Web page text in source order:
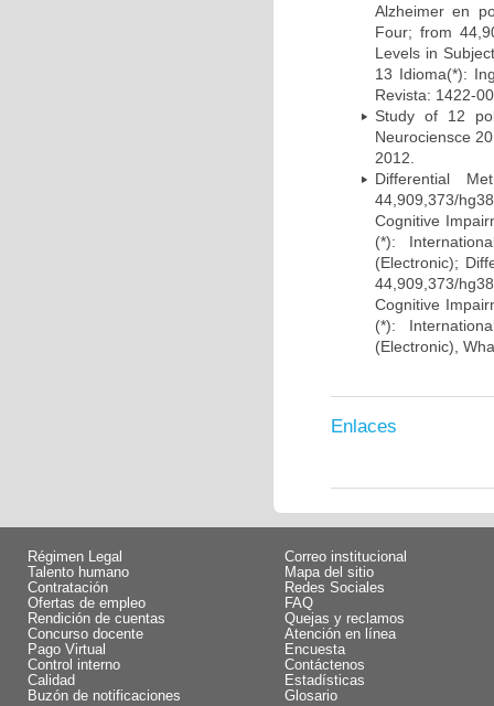
Alzheimer en
Four; from
Levels in
13 Idioma(*):
Revista: 1422-
Study of 12
Neurociensce
2012.
Differential
44,909,373/
Cognitive
(*):
(Electronic);
44,909,373/
Cognitive
(*):
(Electronic),
Enlaces
Régimen Legal
Talento humano
Contratación
Ofertas de empleo
Rendición de cuentas
Concurso docente
Pago Virtual
Control interno
Calidad
Buzón de notificaciones
Correo institucional
Mapa del sitio
Redes Sociales
FAQ
Quejas y reclamos
Atención en línea
Encuesta
Contáctenos
Estadísticas
Glosario